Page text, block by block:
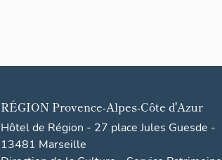
RÉGION Provence-Alpes-Côte d'Azur
Hôtel de Région - 27 place Jules Guesde -
13481 Marseille